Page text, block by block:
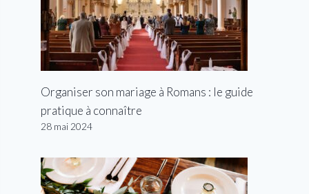
Organiser son mariage à Romans : le guide
pratique à connaître
28 mai 2024